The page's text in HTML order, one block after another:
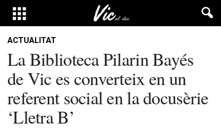
ACTUALITAT
La Biblioteca Pilarin Bayés
de Vic es converteix en un
referent social en la docusèrie
‘Lletra B’